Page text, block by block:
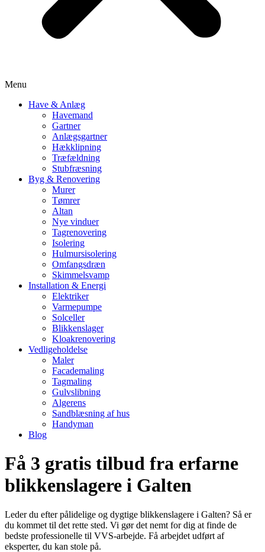
Menu
Have & Anlæg
Havemand
Gartner
Anlægsgartner
Hækklipning
Træfældning
Stubfræsning
Byg & Renovering
Murer
Tømrer
Altan
Nye vinduer
Tagrenovering
Isolering
Hulmursisolering
Omfangsdræn
Skimmelsvamp
Installation & Energi
Elektriker
Varmepumpe
Solceller
Blikkenslager
Kloakrenovering
Vedligeholdelse
Maler
Facademaling
Tagmaling
Gulvslibning
Algerens
Sandblæsning af hus
Handyman
Blog
Få 3 gratis tilbud fra erfarne
blikkenslagere i Galten
Leder du efter pålidelige og dygtige blikkenslagere i Galten? Så er
du kommet til det rette sted. Vi gør det nemt for dig at finde de
bedste professionelle til VVS-arbejde. Få arbejdet udført af
eksperter, du kan stole på.